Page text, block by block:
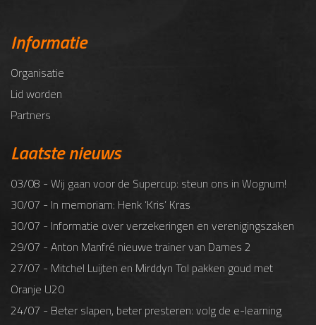
Informatie
Organisatie
Lid worden
Partners
Laatste nieuws
03/08 - Wij gaan voor de Supercup: steun ons in Wognum!
30/07 - In memoriam: Henk ‘Kris’ Kras
30/07 - Informatie over verzekeringen en verenigingszaken
29/07 - Anton Manfré nieuwe trainer van Dames 2
27/07 - Mitchel Luijten en Mirddyn Tol pakken goud met
Oranje U20
24/07 - Beter slapen, beter presteren: volg de e-learning